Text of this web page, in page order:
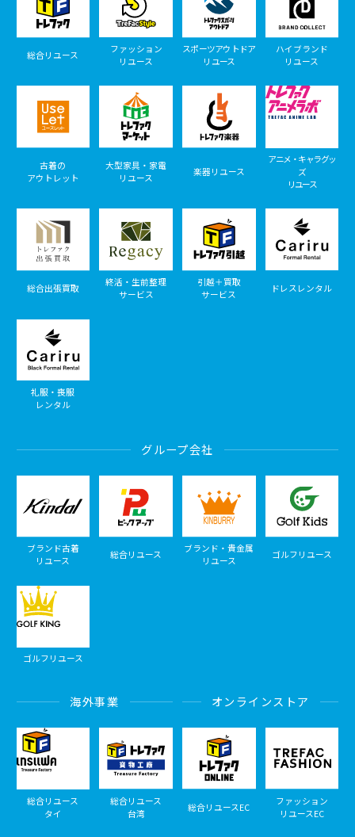
総合リユース
ファッション
リユース
スポーツアウトドア
リユース
ハイブランド
リユース
古着の
アウトレット
大型家具・家電
リユース
楽器リユース
アニメ・キャラグッ
ズ
リユース
総合出張買取
終活・生前整理
サービス
引越＋買取
サービス
ドレスレンタル
礼服・喪服
レンタル
グループ会社
ブランド古着
リユース
総合リユース
ブランド・貴金属
リユース
ゴルフリユース
ゴルフリユース
海外事業
総合リユース
タイ
総合リユース
台湾
オンラインストア
総合リユースEC
ファッション
リユースEC